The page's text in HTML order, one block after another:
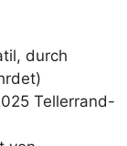
durch
Tellerrand-